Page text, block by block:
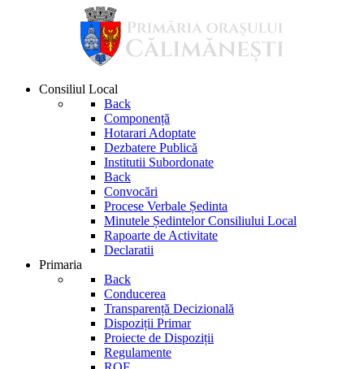
Consiliul Local
Back
Componență
Hotarari Adoptate
Dezbatere Publică
Institutii Subordonate
Back
Convocări
Procese Verbale Ședinta
Minutele Ședintelor Consiliului Local
Rapoarte de Activitate
Declaratii
Primaria
Back
Conducerea
Transparență Decizională
Dispoziții Primar
Proiecte de Dispoziții
Regulamente